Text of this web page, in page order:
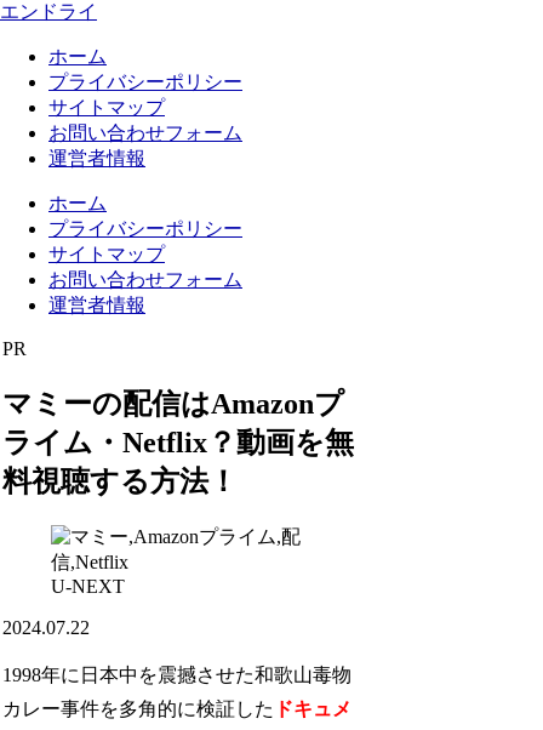
エンドライ
ホーム
プライバシーポリシー
サイトマップ
お問い合わせフォーム
運営者情報
ホーム
プライバシーポリシー
サイトマップ
お問い合わせフォーム
運営者情報
PR
マミーの配信はAmazonプ
ライム・Netflix？動画を無
料視聴する方法！
U-NEXT
2024.07.22
1998年に日本中を震撼させた和歌山毒物
カレー事件を多角的に検証した ドキュメ